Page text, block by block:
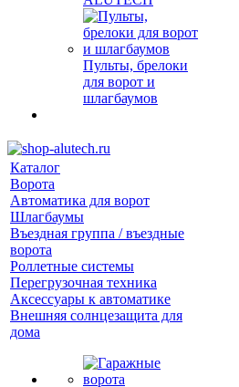
Пульты, брелоки
для ворот и
шлагбаумов
Каталог
Ворота
Автоматика для ворот
Шлагбаумы
Въездная группа / въездные
ворота
Роллетные системы
Перегрузочная техника
Аксессуары к автоматике
Внешняя солнцезащита для
дома